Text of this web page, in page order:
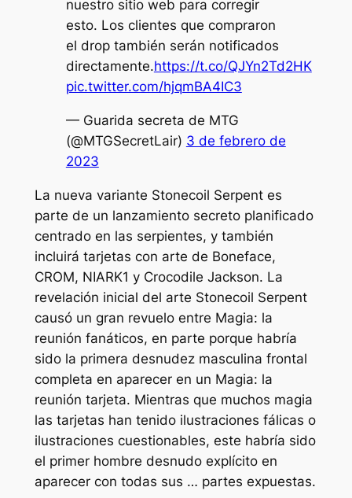
nuestro sitio web para corregir
esto. Los clientes que compraron
el drop también serán notificados
directamente.https://t.co/QJYn2Td2HK
pic.twitter.com/hjqmBA4IC3
— Guarida secreta de MTG
(@MTGSecretLair) 3 de febrero de
2023
La nueva variante Stonecoil Serpent es
parte de un lanzamiento secreto planificado
centrado en las serpientes, y también
incluirá tarjetas con arte de Boneface,
CROM, NIARK1 y Crocodile Jackson. La
revelación inicial del arte Stonecoil Serpent
causó un gran revuelo entre Magia: la
reunión fanáticos, en parte porque habría
sido la primera desnudez masculina frontal
completa en aparecer en un Magia: la
reunión tarjeta. Mientras que muchos magia
las tarjetas han tenido ilustraciones fálicas o
ilustraciones cuestionables, este habría sido
el primer hombre desnudo explícito en
aparecer con todas sus … partes expuestas.